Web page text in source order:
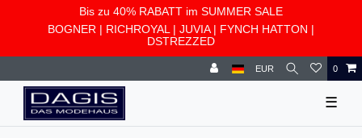
Bis zu 40% RABATT im SUMMER SALE
BOGNER | RICHROYAL | JUVIA| FYNCH HATTON |
DSTREZZED
EUR 0
☰